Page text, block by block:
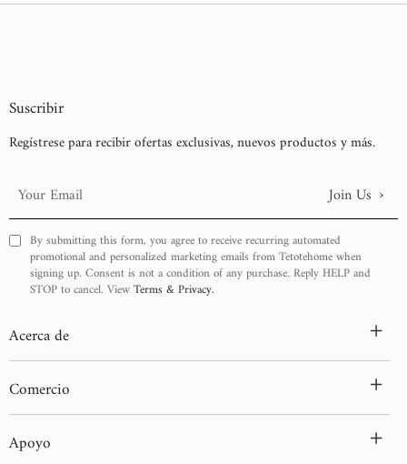
Suscribir
Regístrese para recibir ofertas exclusivas, nuevos productos y más.
Your
Email
Join Us ›
By submitting this form, you agree to receive recurring automated
promotional and personalized marketing emails from Tetotehome when
signing up. Consent is not a condition of any purchase. Reply HELP and
STOP to cancel. ViewTerms & Privacy.
Acerca de +
Comercio +
Apoyo +